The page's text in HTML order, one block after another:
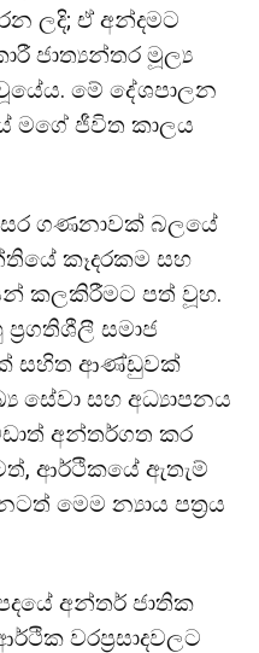
ලදි; ඒ අන්දමට
ජාත්‍යන්තර මූල්‍ය
මේ දේශපාලන
මගේ ජීවිත කාලය
ගණනාවක් බලයේ
කෑදරකම සහ
කලකිරීමට පත් වූහ.
සමාජ
සහිත ආණ්ඩුවක්
සේවා සහ අධ්‍යාපනය
අන්තර්ගත කර
ආර්ථිකයේ ඇතැම්
මෙම න්‍යාය පත්‍රය
අන්තර් ජාතික
වරප්‍රසාදවලට